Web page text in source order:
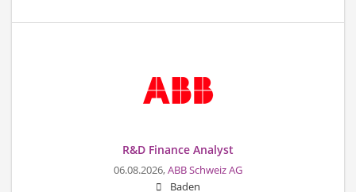
R&D Finance Analyst
06.08.2026,ABB Schweiz AG
Baden